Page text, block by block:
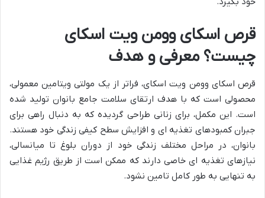
قرص اسکای وومن ویت اسکای
چیست؟ معرفی و هدف
قرص اسکای وومن ویت اسکای، فراتر از یک مولتی ویتامین معمولی،
محصولی است که با هدف ارتقای سلامت جامع بانوان تولید شده
است. این مکمل، برای زنانی طراحی گردیده که به دنبال راهی برای
جبران کمبودهای تغذیه ای و افزایش سطح کیفی زندگی خود هستند.
بانوان، در مراحل مختلف زندگی خود از دوران بلوغ تا میانسالی،
نیازهای تغذیه ای خاصی دارند که ممکن است از طریق رژیم غذایی
به تنهایی به طور کامل تامین نشود.